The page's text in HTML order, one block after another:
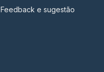
Feedback e sugestão